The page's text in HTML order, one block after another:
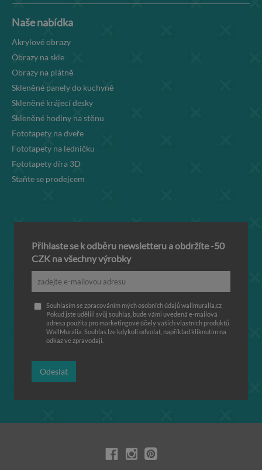
Naše nabídka
Akrylové obrazy
Obrazy na skle
Obrazy na plátně
Skleněné panely do kuchyně
Skleněné krájecí desky
Skleněné hodiny na stěnu
Fototapety na dveře
Fototapety na ledničku
Fototapety díra 3D
Staňte se prodejcem
Přihlaste se k odběru newsletteru a obdržíte -50
CZK na všechny výrobky
Souhlasím se zpracováním mých osobních údajů wallmuralia.cz
Pokud jste udělili svůj souhlas, bude vámi uvedená e-mailová
adresa použita pro marketingové účely vašich vlastních produktů
WallMuralia. Souhlas lze kdykoli odvolat, například kliknutím na
odkaz ve zpravodaji.
Odeslat